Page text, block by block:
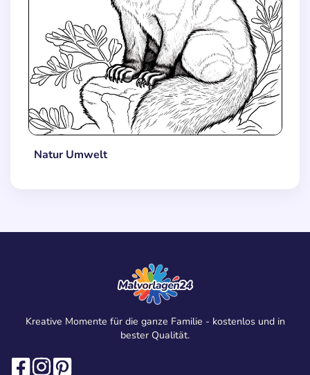
Natur Umwelt
Kreative Momente für die ganze Familie - kostenlos und in
bester Qualität.